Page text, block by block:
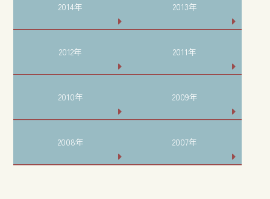
2014年 2013年
2012年 2011年
2010年 2009年
2008年 2007年